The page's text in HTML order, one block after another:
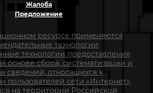
Жалоба
Предложение
ресурсе применяются
технологии
технологии предоставления
основе сбора, систематизации и
сведений, относящихся к
пользователей сети «Интернет»,
на территории Российской